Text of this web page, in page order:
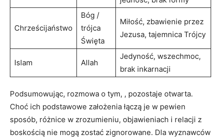
Chrześcijaństwo
Bóg /
trójca
Święta
Miłość,⁣ zbawienie przez
Jezusa, tajemnica Trójcy
Islam Allah
Jedyność, wszechmoc,
brak⁤ inkarnacji
Podsumowując, rozmowa‍ o tym, , pozostaje otwarta.
Choć ich podstawowe założenia łączą‌ je​ w⁢ pewien
sposób, różnice w ⁤zrozumieniu, objawieniach i⁢ relacji ​z
boskością nie mogą ​zostać ‌zignorowane. Dla⁤ wyznawców